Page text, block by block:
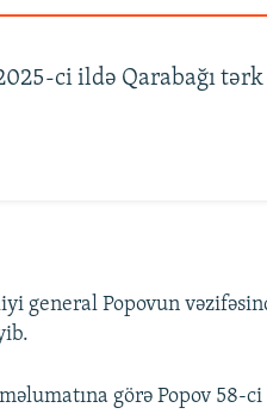
ci ildə Qarabağı tərk
general Popovun
görə Popov 58-ci